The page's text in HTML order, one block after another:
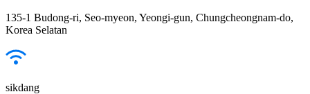
135-1 Budong-ri, Seo-myeon, Yeongi-gun, Chungcheongnam-do,
Korea Selatan
sikdang